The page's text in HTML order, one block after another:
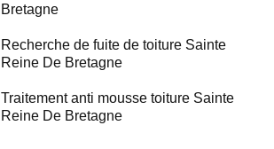
Bretagne
Recherche de fuite de toiture Sainte
Reine De Bretagne
Traitement anti mousse toiture Sainte
Reine De Bretagne